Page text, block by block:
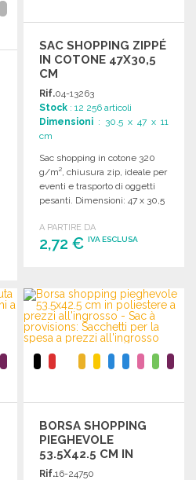
SAC SHOPPING ZIPPÉ
IN COTONE 47X30,5
CM
Rif.04-13263
Stock : 12 256 articoli
Dimensioni : 30.5 x 47 x 11
cm
Sac shopping in cotone 320
g/m², chiusura zip, ideale per
eventi e trasporto di oggetti
pesanti. Dimensioni: 47 x 30,5
A PARTIRE DA
2,72 €IVA ESCLUSA
Richiedi un preventivo
BORSA SHOPPING
PIEGHEVOLE
53.5X42.5 CM IN
POLIESTERE
Rif.16-24750